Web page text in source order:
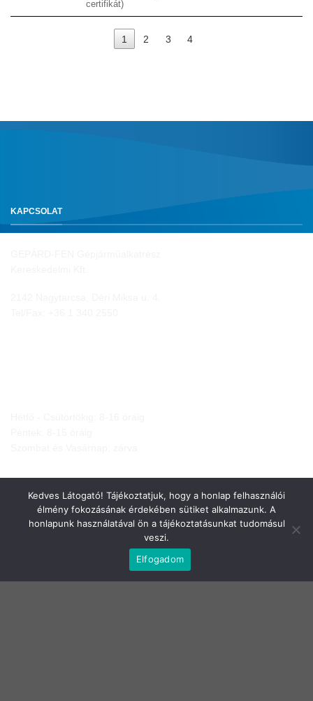
certifikát)
1 2 3 4
KAPCSOLAT
Adatkezelési tájékoztató
Kedves Látogató! Tájékoztatjuk, hogy a honlap felhasználói
élmény fokozásának érdekében sütiket alkalmazunk. A
honlapunk használatával ön a tájékoztatásunkat tudomásul
veszi.
Elfogadom